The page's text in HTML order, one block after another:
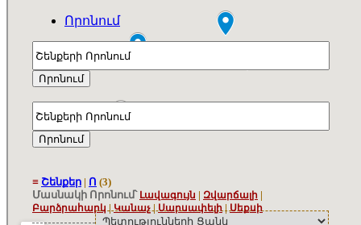
Որոնում
≡ Շենքեր | Ո (3)
Մասնակի Որոնում՝ Լավագույն | Զվարճալի |
Բարձրահարկ|Կանաչ|Սարսափելի|Սեքսի